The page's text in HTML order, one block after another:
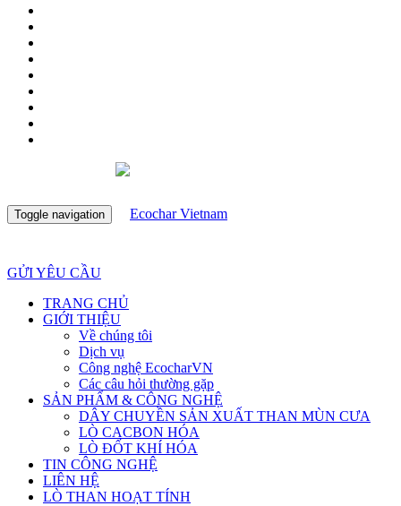
Toggle navigation
GỬI YÊU CẦU
TRANG CHỦ
GIỚI THIỆU
Về chúng tôi
Dịch vụ
Công nghệ EcocharVN
Các câu hỏi thường gặp
SẢN PHẨM & CÔNG NGHỆ
DÂY CHUYỀN SẢN XUẤT THAN MÙN CƯA
LÒ CACBON HÓA
LÒ ĐỐT KHÍ HÓA
TIN CÔNG NGHỆ
LIÊN HỆ
LÒ THAN HOẠT TÍNH